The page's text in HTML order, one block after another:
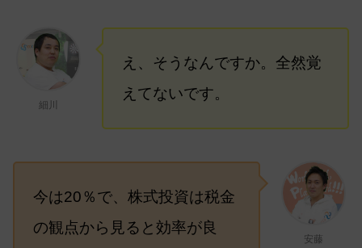
細川
え、そうなんですか。全然覚
えてないです。
安藤
今は20％で、株式投資は税金
の観点から見ると効率が良